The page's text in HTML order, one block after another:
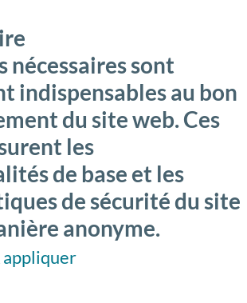
nécessaires sont
indispensables au bon
du site web. Ces
les
de base et les
de sécurité du site
anonyme.